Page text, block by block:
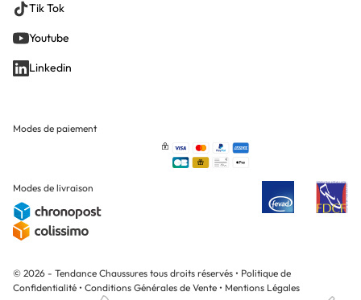
Tik Tok
Youtube
Linkedin
Modes de paiement
Modes de livraison
© 2026 - Tendance Chaussures tous droits réservés • Politique de
Confidentialité • Conditions Générales de Vente • Mentions Légales